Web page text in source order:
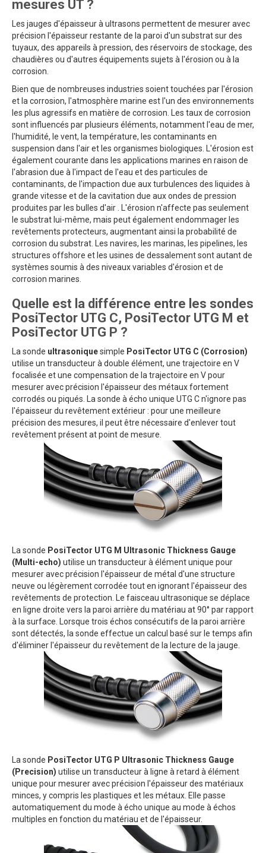
mesures UT ?
Les jauges d'épaisseur à ultrasons permettent de mesurer avec
précision l'épaisseur restante de la paroi d'un substrat sur des
tuyaux, des appareils à pression, des réservoirs de stockage, des
chaudières ou d'autres équipements sujets à l'érosion ou à la
corrosion.
Bien que de nombreuses industries soient touchées par l'érosion
et la corrosion, l'atmosphère marine est l'un des environnements
les plus agressifs en matière de corrosion. Les taux de corrosion
sont influencés par plusieurs éléments, notamment l'eau de mer,
l'humidité, le vent, la température, les contaminants en
suspension dans l'air et les organismes biologiques. L'érosion est
également courante dans les applications marines en raison de
l'abrasion due à l'impact de l'eau et des particules de
contaminants, de l'impaction due aux turbulences des liquides à
grande vitesse et de la cavitation due aux ondes de pression
produites par les bulles d'air . L'érosion n'affecte pas seulement
le substrat lui-même, mais peut également endommager les
revêtements protecteurs, augmentant ainsi la probabilité de
corrosion du substrat. Les navires, les marinas, les pipelines, les
structures offshore et les usines de dessalement sont autant de
systèmes soumis à des niveaux variables d'érosion et de
corrosion marines.
Quelle est la différence entre les sondes
PosiTector UTG C, PosiTector UTG M et
PosiTector UTG P ?
La sonde ultrasoniquesimple PosiTector UTG C (Corrosion)
utilise un transducteur à double élément, une trajectoire en V
focalisée et une compensation de la trajectoire en V pour
mesurer avec précision l'épaisseur des métaux fortement
corrodés ou piqués. La sonde à écho unique UTG C n'ignore pas
l'épaisseur du revêtement extérieur : pour une meilleure
précision des mesures, il peut être nécessaire d'enlever tout
revêtement présent at point de mesure.
La sonde PosiTector UTG M Ultrasonic Thickness Gauge
(Multi-echo) utilise un transducteur à élément unique pour
mesurer avec précision l'épaisseur de métal d'une structure
neuve ou légèrement corrodée tout en ignorant l'épaisseur des
revêtements de protection. Le faisceau ultrasonique se déplace
en ligne droite vers la paroi arrière du matériau at 90° par rapport
à la surface. Lorsque trois échos consécutifs de la paroi arrière
sont détectés, la sonde effectue un calcul basé sur le temps afin
d'éliminer l'épaisseur du revêtement de la lecture de la jauge.
La sonde PosiTector UTG P Ultrasonic Thickness Gauge
(Precision) utilise un transducteur à ligne à retard à élément
unique pour mesurer avec précision l'épaisseur des matériaux
minces, y compris les plastiques et les métaux. Elle passe
automatiquement du mode à écho unique au mode à échos
multiples en fonction du matériau et de l'épaisseur.